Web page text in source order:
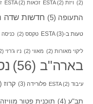
(2) ויזת ESTA (2) זכאות ESTA (2)
התעופה (5) חדשות שדה
טעות ב-ESTA(3) טקסס (2) כניסה
ליקוי מאורות (2) מאווי (2) ניו ג'רזי (2)
בארה"ב (56)
עיבוד ESTA (2) פלורידה (3) קרוז (4)
תב"ע (4) תוכנית פטור מוויזה